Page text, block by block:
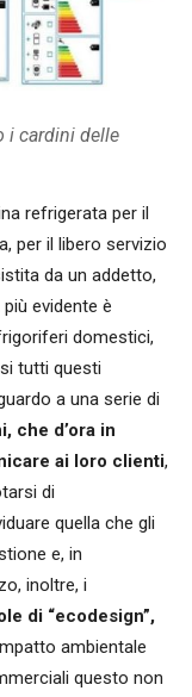
i cardini delle
refrigerata per il
per il libero servizio
da un addetto,
evidente è
domestici,
tutti questi
a una serie di
che d’ora in
ai loro clienti,
di
quella che gli
e, in
inoltre, i
di “ecodesign”,
ambientale
questo non